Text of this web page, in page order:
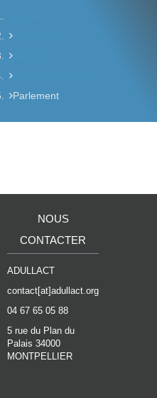
Parlement
NOUS
CONTACTER
ADULLACT
contact[at]adullact.org
04 67 65 05 88
5 rue du Plan du
Palais 34000
MONTPELLIER